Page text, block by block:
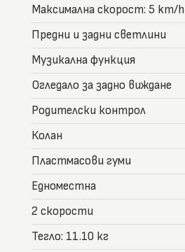
Максимална скорост: 5 km/h
Предни и задни светлини
Музикална функция
Огледало за задно виждане
Родителски контрол
Колан
Пластмасови гуми
Едноместна
2 скорости
Тегло: 11.10 кг